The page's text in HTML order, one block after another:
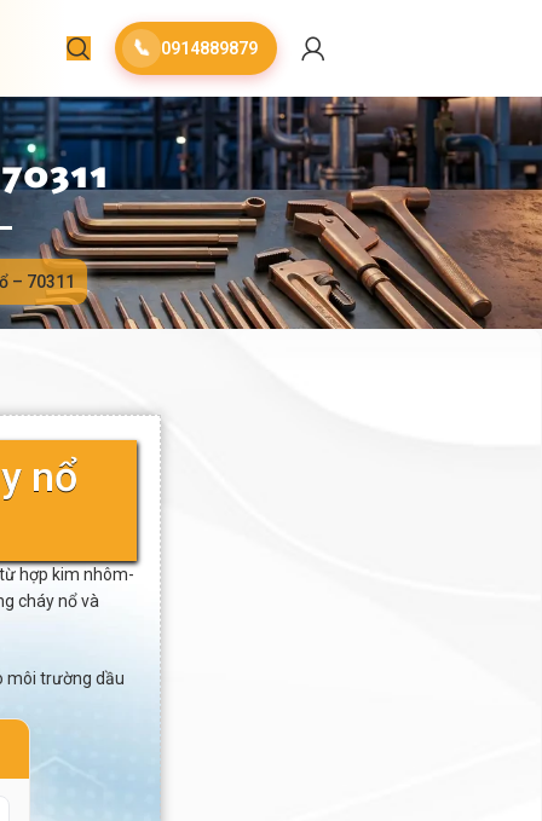
📞 0914889879
– 70311
nổ
hợp kim nhôm-
cháy nổ và
môi trường dầu